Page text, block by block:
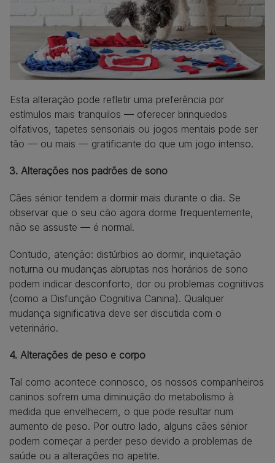
Esta alteração pode refletir uma preferência por
estímulos mais tranquilos — oferecer brinquedos
olfativos, tapetes sensoriais ou jogos mentais pode ser
tão — ou mais — gratificante do que um jogo intenso.
3. Alterações nos padrões de sono
Cães sénior tendem a dormir mais durante o dia. Se
observar que o seu cão agora dorme frequentemente,
não se assuste — é normal.
Contudo, atenção: distúrbios ao dormir, inquietação
noturna ou mudanças abruptas nos horários de sono
podem indicar desconforto, dor ou problemas cognitivos
(como a Disfunção Cognitiva Canina). Qualquer
mudança significativa deve ser discutida com o
veterinário.
4. Alterações de peso e corpo
Tal como acontece connosco, os nossos companheiros
caninos sofrem uma diminuição do metabolismo à
medida que envelhecem, o que pode resultar num
aumento de peso. Por outro lado, alguns cães sénior
podem começar a perder peso devido a problemas de
saúde ou a alterações no apetite.